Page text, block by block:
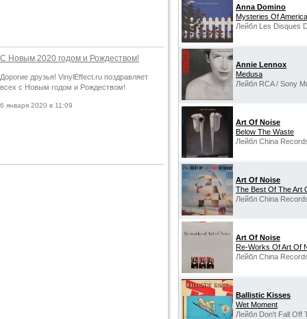
С Новым 2020 годом и Рождеством!
Дорогие друзья! VinylEffect.ru поздравляет
всех с Новым годом и Рождеством!
6 января 2020 в 11:09
Anna Domino
Mysteries Of America
Лейбл Les Disques
Annie Lennox
Medusa
Лейбл RCA / Sony
Art Of Noise
Below The Waste
Лейбл China
Art Of Noise
The Best Of The Art
Лейбл China
Art Of Noise
Re-Works Of Art Of
Лейбл China
Ballistic Kisses
Wet Moment
Лейбл Don't Fall Off